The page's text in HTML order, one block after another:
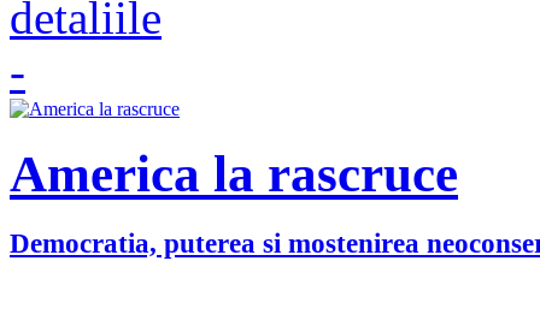
America la rascruce
Democratia, puterea si mostenirea